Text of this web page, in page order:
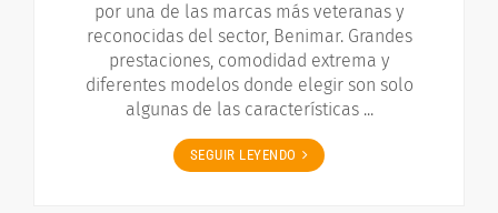
por una de las marcas más veteranas y
reconocidas del sector, Benimar. Grandes
prestaciones, comodidad extrema y
diferentes modelos donde elegir son solo
algunas de las características ...
SEGUIR LEYENDO